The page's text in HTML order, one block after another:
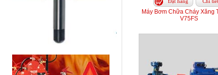
Máy Bơm Chữa Cháy Xăng
V75FS